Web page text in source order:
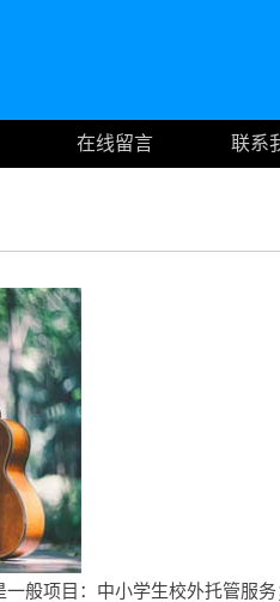
在线留言
联系
般项目：中小学生校外托管服